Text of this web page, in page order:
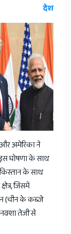
देश
अमेरिका ने
घोषणा के साथ
के साथ
जिसमें
(चीन के कब्जे
तेजी से